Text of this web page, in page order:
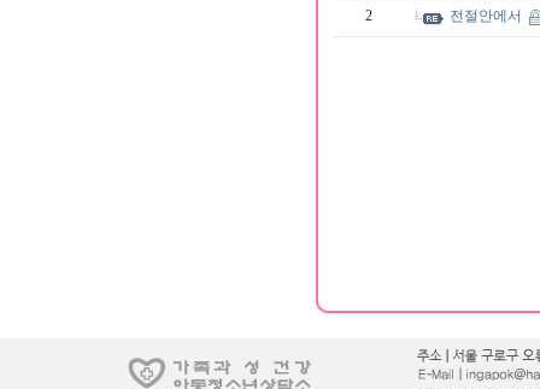
2 전절안에서